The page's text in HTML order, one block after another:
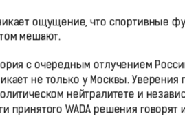
ощущение, что спортивные
мешают.
с очередным отлучением
не только у Москвы.
нейтралитете и
принятого WADA решения